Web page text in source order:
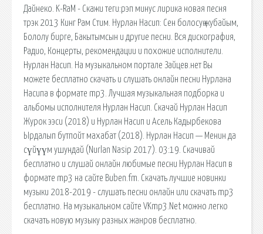
Дайнеко. K-RaM - Скажи теги:рэп минус лирика новая песня
трэк 2013 Кинг Рам Стим. Нурлан Насип: Сен болосуң жубайым,
Бололу бирге, Бакытымсын и другие песни. Вся дискография,
Радио, Концерты, рекомендации и похожие исполнители.
Нурлан Насип. На музыкальном портале Зайцев.нет Вы
можете бесплатно скачать и слушать онлайн песни Нурлана
Насипа в формате mp3. Лучшая музыкальная подборка и
альбомы исполнителя Нурлан Насип. Скачай Нурлан Насип
Журок ээси (2018) и Нурлан Насип и Асель Кадырбекова
Ырдалып бутпойт махабат (2018). Нурлан Насип — Менин да
сүйүүм ушундай (Nurlan Nasip 2017). 03:19. Скачивай
бесплатно и слушай онлайн любимые песни Нурлан Насип в
формате mp3 на сайте Buben.fm. Скачать лучшие новинки
музыки 2018-2019 - слушать песни онлайн или скачать mp3
бесплатно. На музыкальном сайте VKmp3.Net можно легко
скачать новую музыку разных жанров бесплатно.